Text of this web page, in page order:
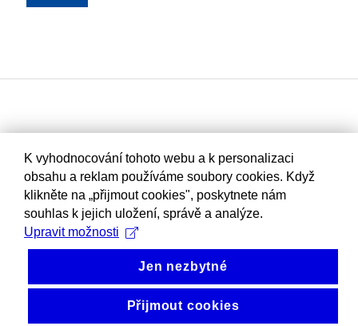
K vyhodnocování tohoto webu a k personalizaci
obsahu a reklam používáme soubory cookies. Když
klikněte na „přijmout cookies", poskytnete nám
souhlas k jejich uložení, správě a analýze.
Upravit možnosti
Jen nezbytné
Přijmout cookies